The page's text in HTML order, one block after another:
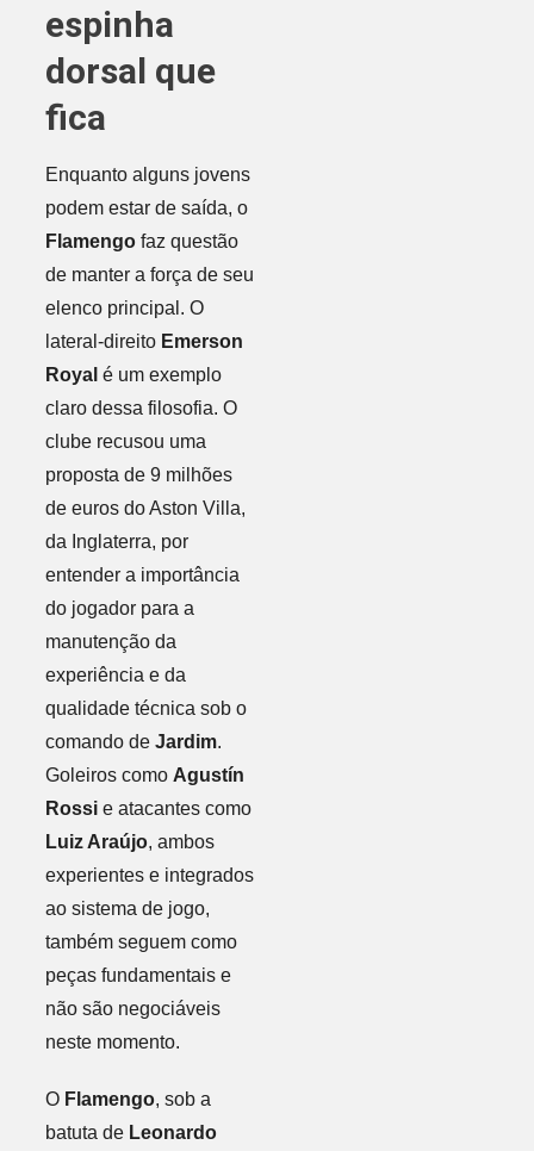
espinha
dorsal que
fica
Enquanto alguns jovens
podem estar de saída, o
Flamengofaz questão
de manter a força de seu
elenco principal. O
lateral-direito Emerson
Royal é um exemplo
claro dessa filosofia. O
clube recusou uma
proposta de 9 milhões
de euros do Aston Villa,
da Inglaterra, por
entender a importância
do jogador para a
manutenção da
experiência e da
qualidade técnica sob o
comando de Jardim.
Goleiros como Agustín
Rossie atacantes como
Luiz Araújo, ambos
experientes e integrados
ao sistema de jogo,
também seguem como
peças fundamentais e
não são negociáveis
neste momento.
O Flamengo, sob a
batuta de Leonardo